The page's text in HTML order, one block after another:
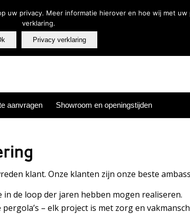
aanvragen Showroom en openingstijden
klant. Onze klanten zijn onze beste
de loop der jaren hebben mogen realiseren.
– elk project is met zorg en
privacy. Meer informatie hierover en hoe wij met
verklaring.
Privacy verklaring